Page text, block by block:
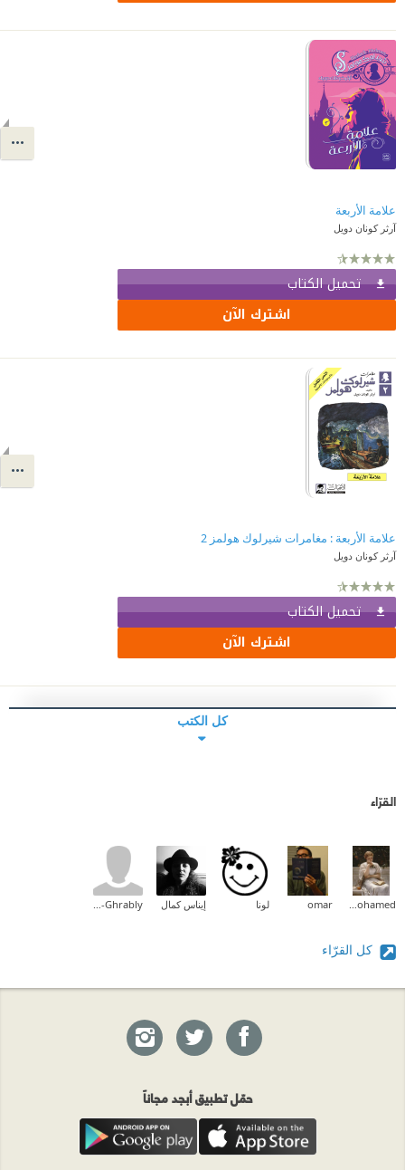
علامة الأربعة
آرثر كونان دويل
تحميل الكتاب
اشترك الآن
علامة الأربعة : مغامرات شيرلوك هولمز 2
آرثر كونان دويل
تحميل الكتاب
اشترك الآن
كل الكتب
القرّاء
Aliaa Mohamed
omar لونا إيناس كمال Sami Ali El-Ghrably
كل القرّاء
حمّل تطبيق أبجد مجاناً